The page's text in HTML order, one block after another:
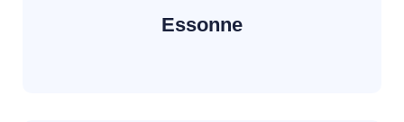
Essonne